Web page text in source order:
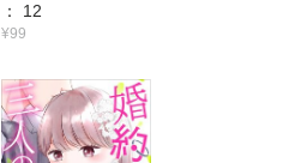
： 12
¥99